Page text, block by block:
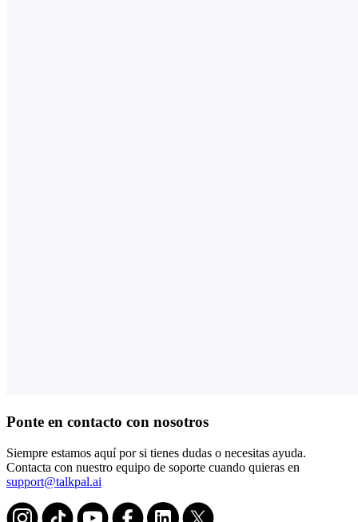
Ponte en contacto con nosotros
Siempre estamos aquí por si tienes dudas o necesitas ayuda.
Contacta con nuestro equipo de soporte cuando quieras en
support@talkpal.ai